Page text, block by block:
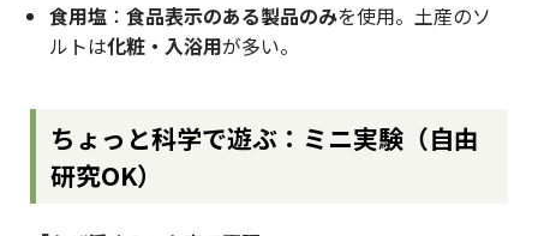
食用塩 ： 食品表示のある製品のみを使用。土産のソ
ルトは化粧・入浴用が多い。
ちょっと科学で遊ぶ：ミニ実験（自由
研究OK）